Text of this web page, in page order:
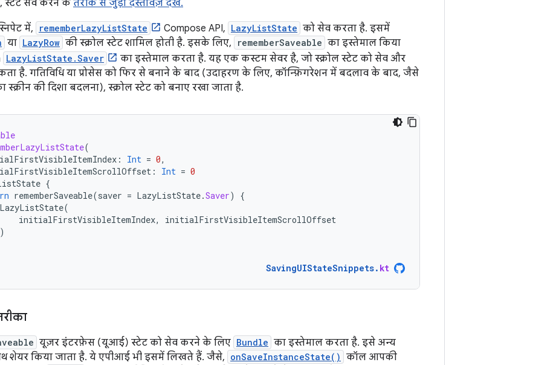
स्टेट सेव करने के तरीके से जुड़ा दस्तावेज़ देखें.
में, rememberLazyListState Compose API, LazyListState को सेव करता है. इसमें
या LazyRow की स्क्रोल स्टेट शामिल होती है. इसके लिए, rememberSaveable का इस्तेमाल किया
LazyListState.Saver
का इस्तेमाल करता है. यह एक कस्टम सेवर है, जो स्क्रोल स्टेट को सेव और
है. गतिविधि या प्रोसेस को फिर से बनाने के बाद (उदाहरण के लिए, कॉन्फ़िगरेशन में बदलाव के बाद, जैसे
स्क्रीन की दिशा बदलना), स्क्रोल स्टेट को बनाए रखा जाता है.
(
: Int = 0,
: Int = 0
{
rememberSaveable(saver = LazyListState.Saver)
{
LazyListState(
initialFirstVisibleItemIndex,
initialFirstVisibleItemScrollOffset
)
SavingUIStateSnippets. kt
यूज़र इंटरफ़ेस (यूआई) स्टेट को सेव करने के लिए Bundle का इस्तेमाल करता है. इसे अन्य
शेयर किया जाता है. ये एपीआई भी इसमें लिखते हैं. जैसे, onSaveInstanceState() कॉल आपकी